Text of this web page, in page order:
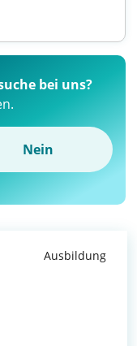
bei uns?
Nein
Ausbildung